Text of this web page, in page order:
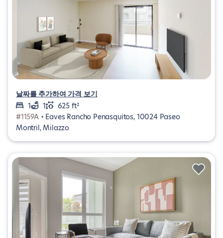
날짜를 추가하여 가격 보기
1
1
625 ft²
#1159A • Eaves Rancho Penasquitos, 10024 Paseo
Montril, Milazzo